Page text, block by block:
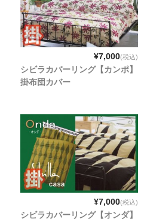
¥7,000(税込)
シビラカバーリング【カンポ】
掛布団カバー
¥7,000(税込)
シビラカバーリング【オンダ】